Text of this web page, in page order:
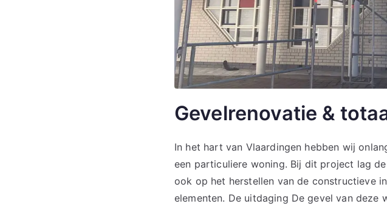
Gevelrenovatie &
In het hart van Vlaardingen hebben wij
een particuliere woning. Bij dit project lag
ook op het herstellen van de constructieve
elementen. De uitdaging De gevel van